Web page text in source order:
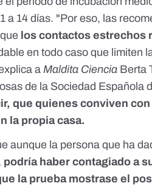
a 14 días. "Por eso, las
los contactos
en todo caso que limiten
aMaldita Ciencia Berta
de la Sociedad Española
que quienes conviven
la propia casa.
aunque la persona que ha
podría haber contagiado a
la prueba mostrase el